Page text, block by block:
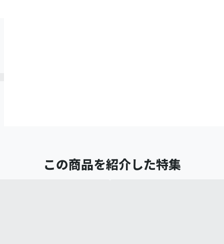
この商品を紹介した特集